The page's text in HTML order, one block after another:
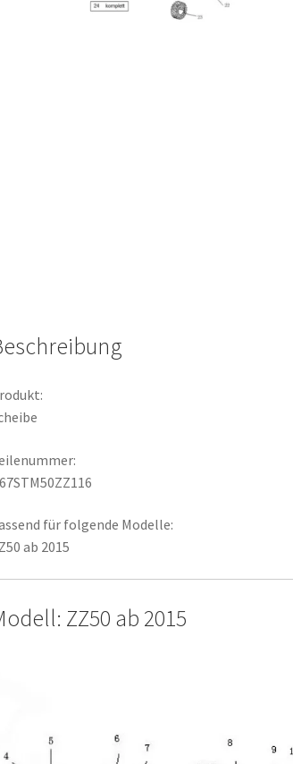
für folgende Modelle:
ab 2015
ZZ50 ab 2015